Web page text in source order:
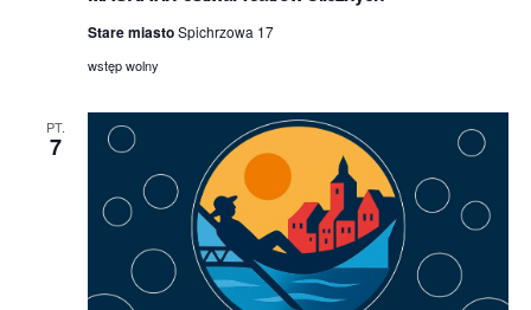
Stare miastoSpichrzowa 17
wstęp wolny
PT.
7